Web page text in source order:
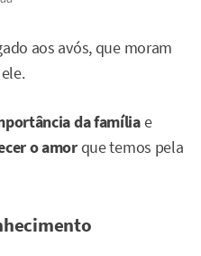
aos avós, que moram
da famíliae
o amorque temos pela